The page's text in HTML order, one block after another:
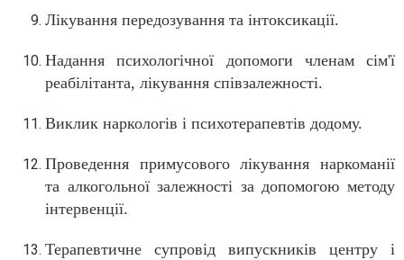
Лікування передозування та інтоксикації.
Надання психологічної допомоги членам сім'ї
реабілітанта, лікування співзалежності.
Виклик наркологів і психотерапевтів додому.
Проведення примусового лікування наркоманії
та алкогольної залежності за допомогою методу
інтервенції.
Терапевтичне супровід випускників центру і